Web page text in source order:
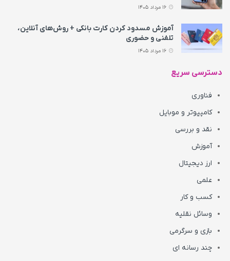
آموزش مسدود کردن کارت بانکی + روش‌های آنلاین،
تلفنی و حضوری
دسترسی سریع
فناوری
کامپیوتر و موبایل
نقد و بررسی
آموزش
ارز دیجیتال
علمی
کسب و کار
وسائل نقلیه
بازی و سرگرمی
چند رسانه ای